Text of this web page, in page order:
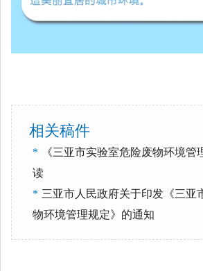
相关稿件
*
《三亚市实验室危险废物环境管
读
* 三亚市人民政府关于印发《三亚
物环境管理规定》的通知